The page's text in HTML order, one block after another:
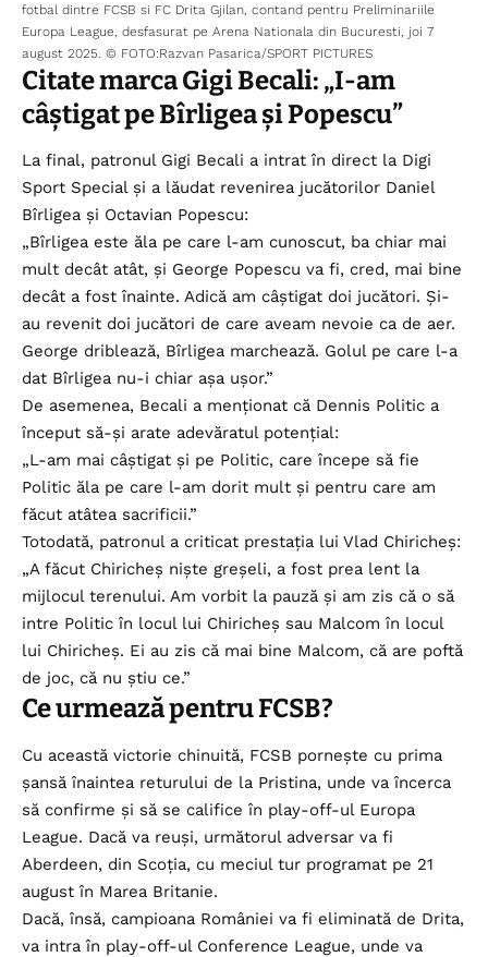
fotbal dintre FCSB si FC Drita Gjilan, contand pentru Preliminariile
Europa League, desfasurat pe Arena Nationala din Bucuresti, joi 7
august 2025. © FOTO:Razvan Pasarica/SPORT PICTURES
Citate marca Gigi Becali: „I-am
câștigat pe Bîrligea și Popescu”
La final, patronul Gigi Becali a intrat în direct la Digi
Sport Special și a lăudat revenirea jucătorilor Daniel
Bîrligea și Octavian Popescu:
„Bîrligea este ăla pe care l-am cunoscut, ba chiar mai
mult decât atât, și George Popescu va fi, cred, mai bine
decât a fost înainte. Adică am câștigat doi jucători. Și-
au revenit doi jucători de care aveam nevoie ca de aer.
George driblează, Bîrligea marchează. Golul pe care l-a
dat Bîrligea nu-i chiar așa ușor.”
De asemenea, Becali a menționat că Dennis Politic a
început să-și arate adevăratul potențial:
„L-am mai câștigat și pe Politic, care începe să fie
Politic ăla pe care l-am dorit mult și pentru care am
făcut atâtea sacrificii.”
Totodată, patronul a criticat prestația lui Vlad Chiricheș:
„A făcut Chiricheș niște greșeli, a fost prea lent la
mijlocul terenului. Am vorbit la pauză și am zis că o să
intre Politic în locul lui Chiricheș sau Malcom în locul
lui Chiricheș. Ei au zis că mai bine Malcom, că are poftă
de joc, că nu știu ce.”
Ce urmează pentru FCSB?
Cu această victorie chinuită, FCSB pornește cu prima
șansă înaintea returului de la Pristina, unde va încerca
să confirme și să se califice în play-off-ul Europa
League. Dacă va reuși, următorul adversar va fi
Aberdeen, din Scoția, cu meciul tur programat pe 21
august în Marea Britanie.
Dacă, însă, campioana României va fi eliminată de Drita,
va intra în play-off-ul Conference League, unde va